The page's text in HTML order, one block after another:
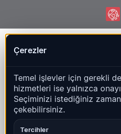
Çerezler
Temel işlevler için gerekli
hizmetleri ise yalnızca
Seçiminizi istediğiniz
çekebilirsiniz.
Tercihler
QuakeMap24
Canlı harita, istatistikler ve
Geçmiş haritasını aç